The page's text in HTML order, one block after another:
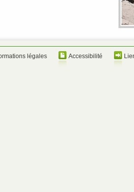
légales Accessibilité